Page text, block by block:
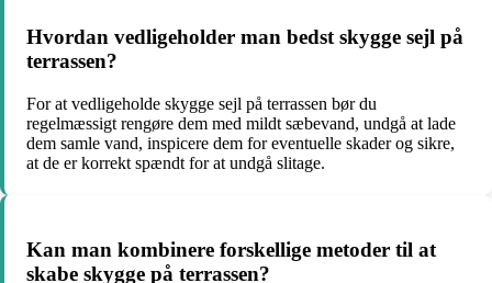
Hvordan vedligeholder man bedst skygge sejl på
terrassen?
For at vedligeholde skygge sejl på terrassen bør du
regelmæssigt rengøre dem med mildt sæbevand, undgå at lade
dem samle vand, inspicere dem for eventuelle skader og sikre,
at de er korrekt spændt for at undgå slitage.
Kan man kombinere forskellige metoder til at
skabe skygge på terrassen?